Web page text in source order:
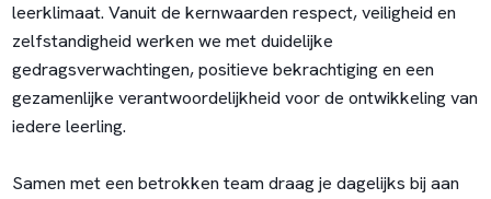
leerklimaat. Vanuit de kernwaarden respect, veiligheid en
zelfstandigheid werken we met duidelijke
gedragsverwachtingen, positieve bekrachtiging en een
gezamenlijke verantwoordelijkheid voor de ontwikkeling van
iedere leerling.
Samen met een betrokken team draag je dagelijks bij aan